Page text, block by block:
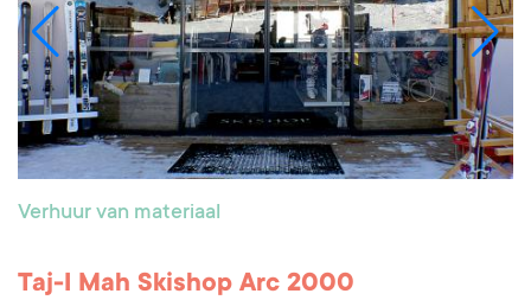
Verhuur van materiaal
Taj-I Mah Skishop Arc 2000